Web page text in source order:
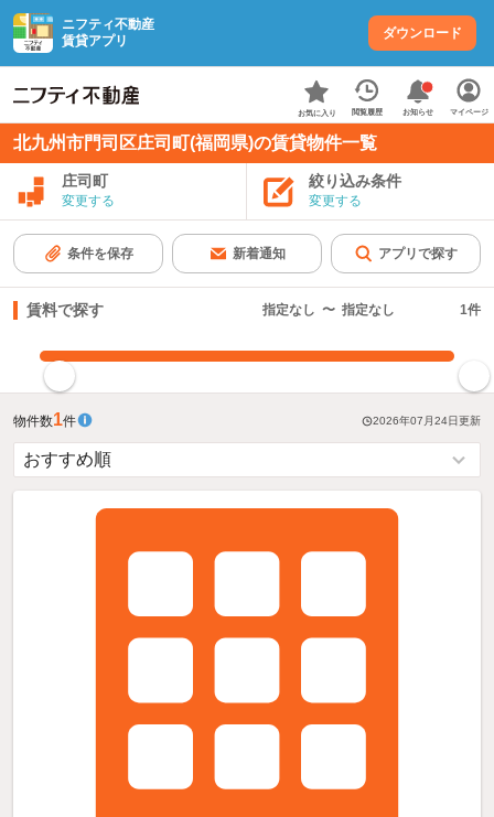
ニフティ不動産
賃貸アプリ
ダウンロード
お気に入り 閲覧履歴 お知らせ マイページ
北九州市門司区庄司町(福岡県)の賃貸物件一覧
庄司町
変更する
絞り込み条件
変更する
条件を保存 新着通知 アプリで探す
賃料で探す 指定なし 〜 指定なし 1件
物件数1件 2026年07月24日更新